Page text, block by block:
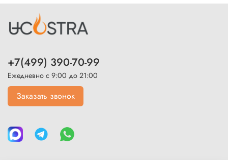
+7(499) 390-70-99
Ежедневно с 9:00 до 21:00
Заказать звонок